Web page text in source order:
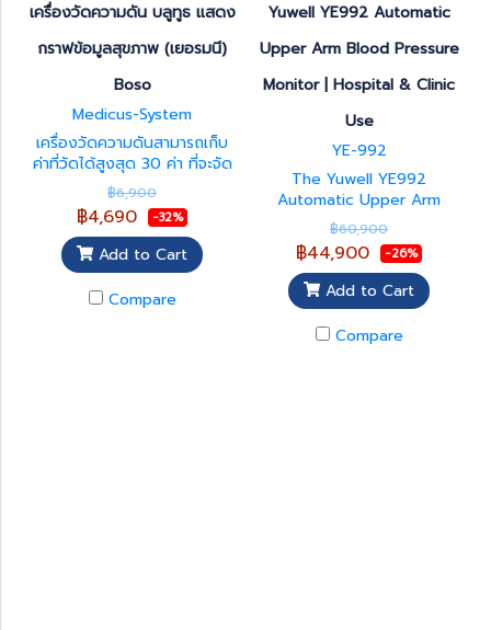
เครื่องวัดความดัน บลูทูธ แสดง
กราฟข้อมูลสุขภาพ (เยอรมนี)
Boso
Medicus-System
เครื่องวัดความดันสามารถเก็บ
ค่าที่วัดได้สูงสุด 30 ค่า ที่จะจัด
เก็บค่าความดันโลหิต ชีพจร และ
ภาวะหัวใจเต้นผิดจังหวะ มี
BOSO Application ที่เชื่อมต่อ
บลูทูธ ผ่านโทรศัพท์สมาร์ทโฟน
สามารถช่วยบันทึก ติดตามผล
และจัดการข้อมูลข้อมูลสุภาพ รู้
ผลโดยรวมที่ครอบคลุมในรูป
฿6,900
฿4,690 -32%
Add to Cart
Compare
Yuwell YE992 Automatic
Upper Arm Blood Pressure
Monitor | Hospital & Clinic
Use
YE-992
The Yuwell YE992
Automatic Upper Arm
Blood Pressure Monitor is a
professional-grade digital
blood pressure monitor
designed for hospitals,
clinics, healthcare centers,
and public health facilities.
Featuring an automatic
฿60,900
฿44,900 -26%
Add to Cart
Compare